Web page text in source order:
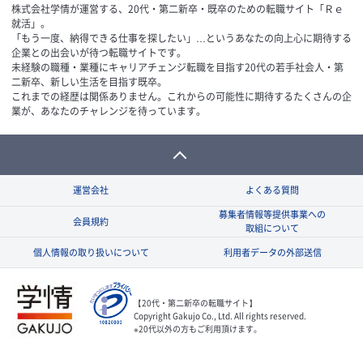
株式会社学情が運営する、20代・第二新卒・既卒のための転職サイト「Ｒｅ
就活」。
「もう一度、納得できる仕事を探したい」…というあなたの向上心に期待する
企業との出会いが待つ転職サイトです。
未経験の職種・業種にキャリアチェンジ転職を目指す20代の若手社会人・第
二新卒、新しい生活を目指す既卒。
これまでの経歴は関係ありません。これからの可能性に期待するたくさんの企
業が、あなたのチャレンジを待っています。
運営会社 よくある質問
会員規約
募集者情報等提供事業への
取組について
個人情報の取り扱いについて
利用者データの外部送信
【20代・第二新卒の転職サイト】
Copyright Gakujo Co., Ltd. All rights reserved.
※20代以外の方もご利用頂けます。